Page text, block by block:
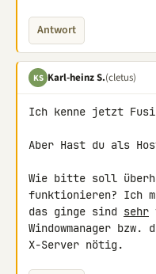
Antwort
KS Karl-heinz S.(cletus)
Ich kenne jetzt
Aber Hast du als
Wie bitte soll
funktionieren? Ich
das ginge sind sehr
Windowmanager bzw.
X-Server nötig.